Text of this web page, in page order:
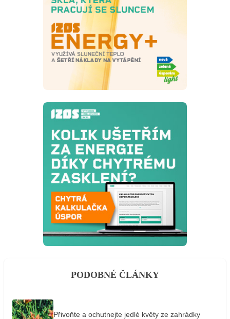
PODOBNÉ ČLÁNKY
Přivoňte a ochutnejte jedlé květy ze zahrádky